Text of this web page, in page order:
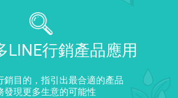
LINE行銷產品應用
銷目的，指引出最合適的產品
發現更多生意的可能性